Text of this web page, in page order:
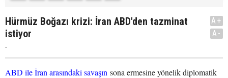
Hürmüz Boğazı krizi: İran ABD'den tazminat
istiyor
.
A+
A-
ABD ile İran arasındaki savaşın sona ermesine yönelik diplomatik